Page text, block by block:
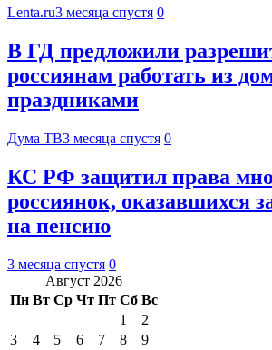
Lenta.ru3 месяца спустя 0
В ГД предложили
россиянам работать из
праздниками
Дума ТВ3 месяца спустя 0
КС РФ защитил права
россиянок, оказавшихся
на пенсию
3 месяца спустя 0
Август 2026
Пн Вт Ср Чт Пт Сб Вс
1
2
3
4 5 6 7 8
9